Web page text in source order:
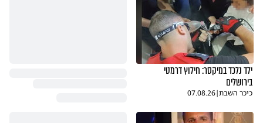
ילד נלכד במיקסר: חילוץ דרמטי
בירושלים
כיכר השבת|
07.08.26